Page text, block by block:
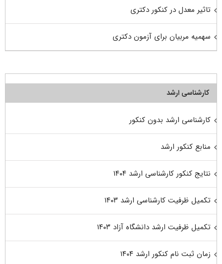
تاثیر معدل در کنکور دکتری
سهمیه مربیان برای آزمون دکتری
کارشناسی ارشد
کارشناسی ارشد بدون کنکور
منابع کنکور ارشد
نتایج کنکور کارشناسی ارشد ۱۴۰۴
تکمیل ظرفیت کارشناسی ارشد ۱۴۰۳
تکمیل ظرفیت ارشد دانشگاه آزاد ۱۴۰۳
زمان ثبت نام کنکور ارشد ۱۴۰۴